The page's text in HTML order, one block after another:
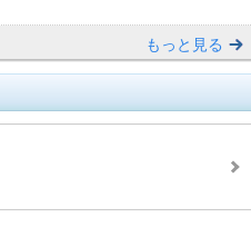
もっと見る